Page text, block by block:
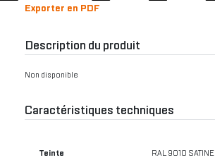
Exporter en PDF
Description du produit
Non disponible
Caractéristiques techniques
Teinte RAL 9010 SATINE